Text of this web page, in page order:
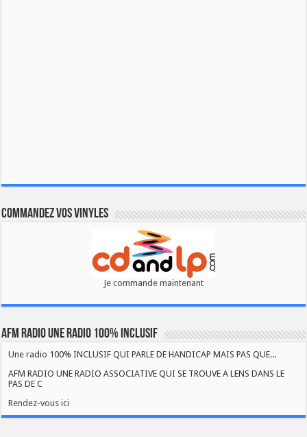
Commandez vos vinyles
Je commande maintenant
AFM RADIO UNE RADIO 100% INCLUSIF
Une radio 100% INCLUSIF QUI PARLE DE HANDICAP MAIS PAS QUE...
AFM RADIO UNE RADIO ASSOCIATIVE QUI SE TROUVE A LENS DANS LE
PAS DE C
Rendez-vous ici